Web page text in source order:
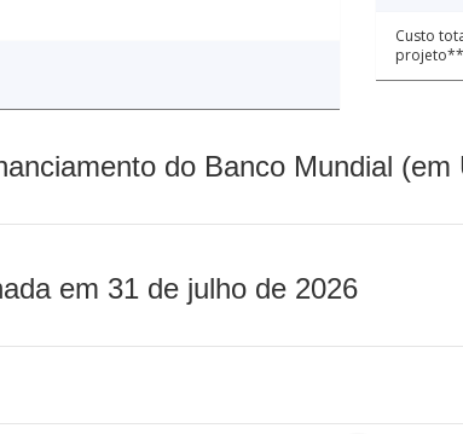
Custo
projeto**
do Banco Mundial
em 31 de julho de 2026